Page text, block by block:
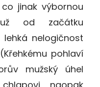
jinak výbornou
od začátku
nelogičnost
pohlaví
mužský úhel